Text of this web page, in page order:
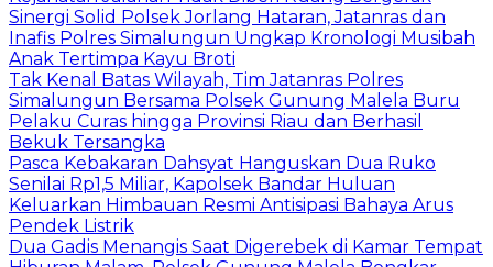
Sinergi Solid Polsek Jorlang Hataran, Jatanras dan
Inafis Polres Simalungun Ungkap Kronologi Musibah
Anak Tertimpa Kayu Broti
Tak Kenal Batas Wilayah, Tim Jatanras Polres
Simalungun Bersama Polsek Gunung Malela Buru
Pelaku Curas hingga Provinsi Riau dan Berhasil
Bekuk Tersangka
Pasca Kebakaran Dahsyat Hanguskan Dua Ruko
Senilai Rp1,5 Miliar, Kapolsek Bandar Huluan
Keluarkan Himbauan Resmi Antisipasi Bahaya Arus
Pendek Listrik
Dua Gadis Menangis Saat Digerebek di Kamar Tempat